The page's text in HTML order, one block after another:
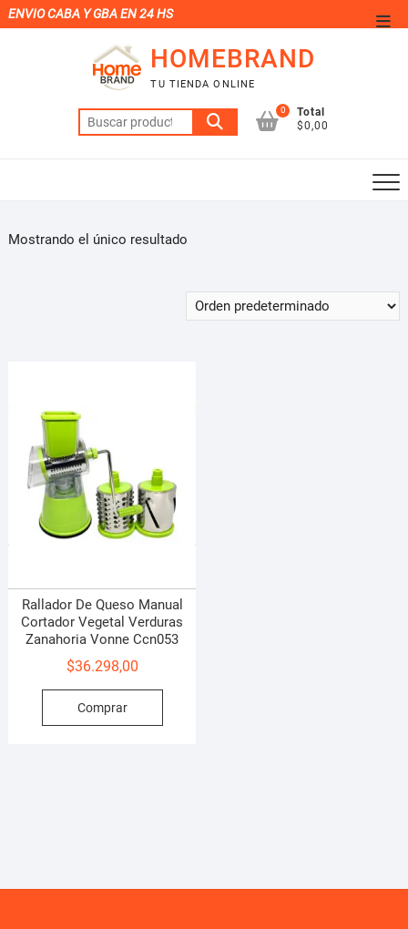
Saltar
al
ENVIO CABA Y GBA EN 24 HS
HOMEBRAND
TU TIENDA ONLINE
Buscar
por:
0
Total
$0,00
Mostrando el único resultado
Rallador De Queso Manual
Cortador Vegetal Verduras
Zanahoria Vonne Ccn053
$36.298,00
Comprar